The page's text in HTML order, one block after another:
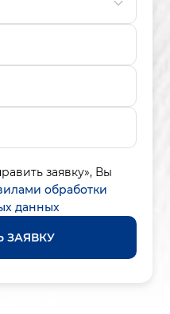
заявку», Вы
обработки
данных
ЗАЯВКУ